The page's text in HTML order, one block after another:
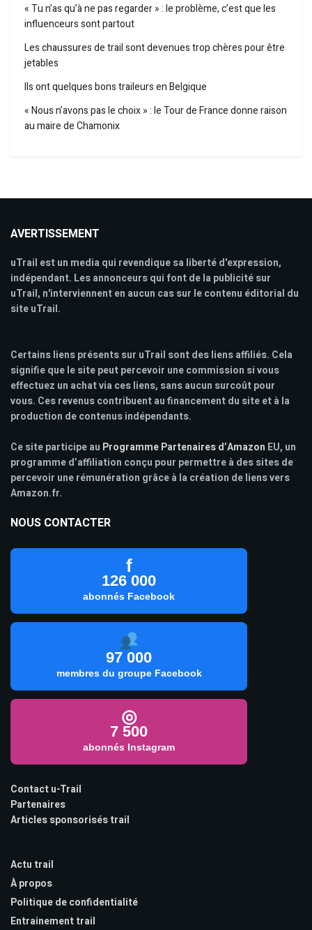
« Tu n’as qu’à ne pas regarder » : le problème, c’est que les
influenceurs sont partout
Les chaussures de trail sont devenues trop chères pour être
jetables
Ils ont quelques bons traileurs en Belgique
« Nous n’avons pas le choix » : le Tour de France donne raison
au maire de Chamonix
AVERTISSEMENT
uTrail est un media qui revendique sa liberté d'expression,
indépendant. Les annonceurs qui font de la publicité sur
uTrail, n'interviennent en aucun cas sur le contenu éditorial du
site uTrail.
Certains liens présents sur uTrail sont des liens affiliés. Cela
signifie que le site peut percevoir une commission si vous
effectuez un achat via ces liens, sans aucun surcoût pour
vous. Ces revenus contribuent au financement du site et à la
production de contenus indépendants.
Ce site participe au Programme Partenaires d’Amazon EU, un
programme d’affiliation conçu pour permettre à des sites de
percevoir une rémunération grâce à la création de liens vers
Amazon.fr.
NOUS CONTACTER
f
126 000
abonnés Facebook
97 000
membres du groupe Facebook
◎
7 500
abonnés Instagram
Contact u-Trail
Partenaires
Articles sponsorisés trail
Actu trail
À propos
Politique de confidentialité
Entrainement trail